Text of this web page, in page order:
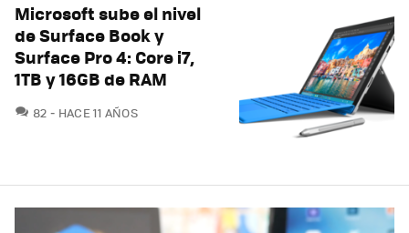
Microsoft sube el nivel
de Surface Book y
Surface Pro 4: Core i7,
1TB y 16GB de RAM
82 COMENTARIOS
HACE 11 AÑOS